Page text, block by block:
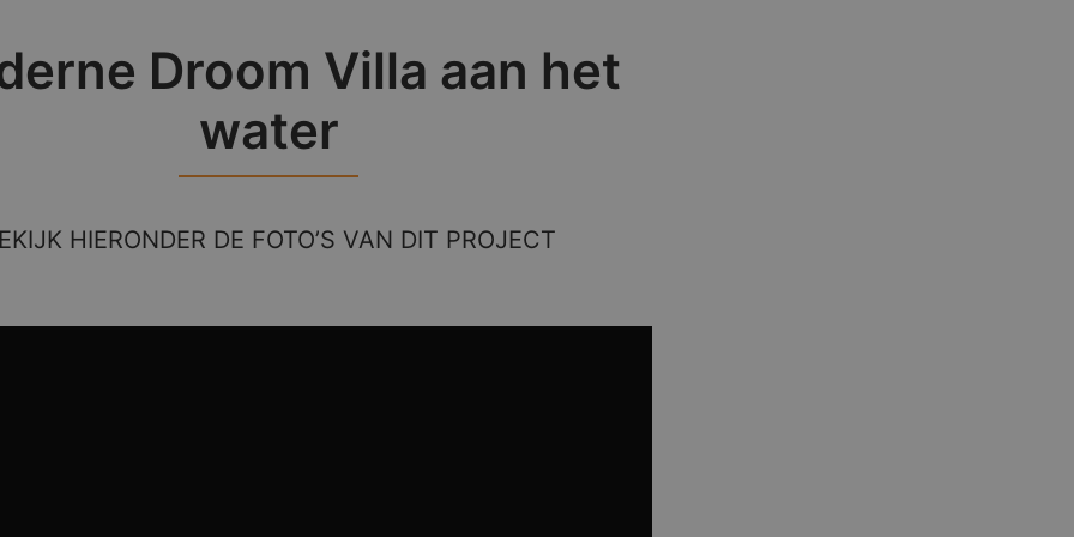
Droom Villa aan het
water
HIERONDER DE FOTO’S VAN DIT PROJECT